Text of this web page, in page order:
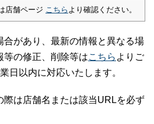
店舗ページ こちら より確認ください。
合があり、最新の情報と異なる場
等の修正、削除等はこちら よりご
日以内に対応いたします。
は店舗名または該当URLを必ず